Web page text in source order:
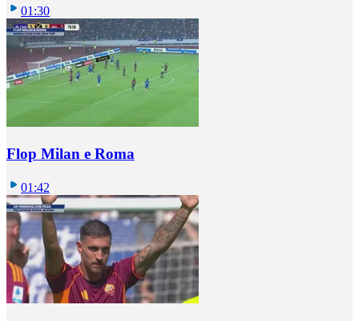
01:30
Flop Milan e Roma
01:42